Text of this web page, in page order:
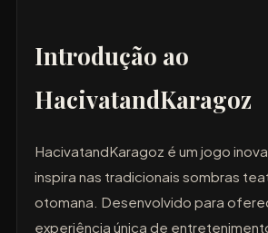
Introdução ao
HacivatandKaragoz
HacivatandKaragoz é um jogo
inspira nas tradicionais sombras
otomana. Desenvolvido para
experiência única de